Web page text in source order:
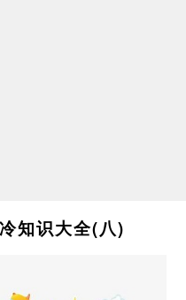
知识大全(八)